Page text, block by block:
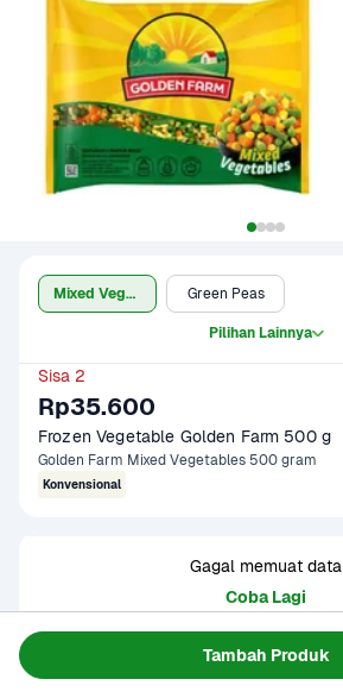
Tambah Produk
Mixed Vegetable Green Peas
Pilihan Lainnya
Sisa 2
Rp35.600
Frozen Vegetable Golden Farm 500 g
Golden Farm Mixed Vegetables 500 gram
Konvensional
Gagal memuat data
Coba Lagi
Informasi Produk